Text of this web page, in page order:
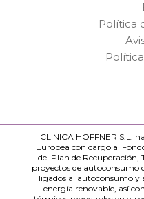
Política
CLINICA HOFFNER S.L.
Europea con cargo al
del Plan de Recuperación,
proyectos de autoconsumo
ligados al autoconsumo y
energía renovable, así